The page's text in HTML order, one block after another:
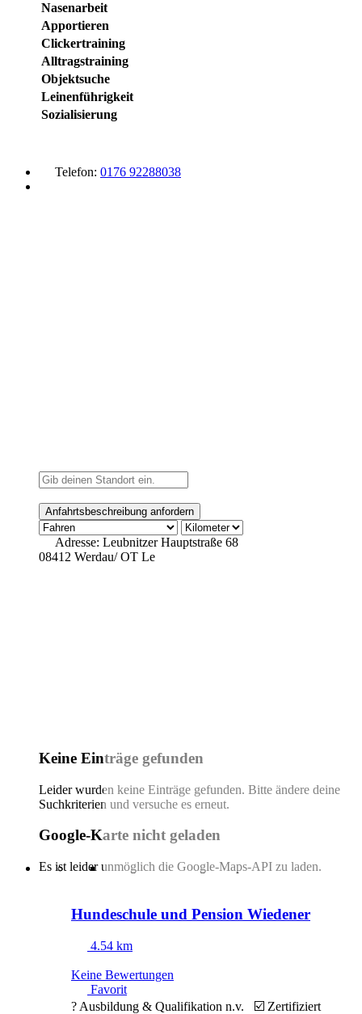
Nasenarbeit
Apportieren
Clickertraining
Alltragstraining
Objektsuche
Leinenführigkeit
Sozialisierung
Telefon: 0176 92288038
Keine Einträge gefunden
Leider wurden keine Einträge gefunden. Bitte ändere deine
Suchkriterien und versuche es erneut.
Google-Karte nicht geladen
Es ist leider unmöglich die Google-Maps-API zu laden.
Adresse: Leubnitzer Hauptstraße 68
08412 Werdau/ OT Le
Hundeschule und Pension Wiedener
4.54 km
Keine Bewertungen
Favorit
? Ausbildung & Qualifikation n.v. ☑️ Zertifiziert